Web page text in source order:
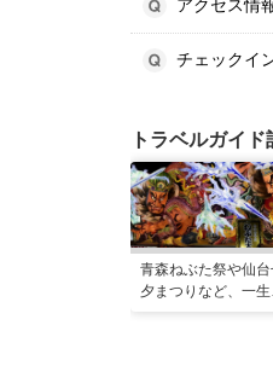
アクセス情
チェックイ
トラベルガイド
青森ねぶた祭や仙
夕まつりなど、一生